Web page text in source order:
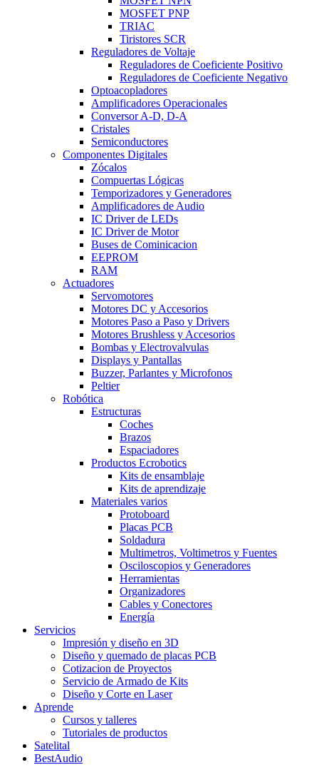
MOSFET PNP
TRIAC
Tiristores SCR
Reguladores de Voltaje
Reguladores de Coeficiente Positivo
Reguladores de Coeficiente Negativo
Optoacopladores
Amplificadores Operacionales
Conversor A-D, D-A
Cristales
Semiconductores
Componentes Digitales
Zócalos
Compuertas Lógicas
Temporizadores y Generadores
Amplificadores de Audio
IC Driver de LEDs
IC Driver de Motor
Buses de Cominicacion
EEPROM
RAM
Actuadores
Servomotores
Motores DC y Accesorios
Motores Paso a Paso y Drivers
Motores Brushless y Accesorios
Bombas y Electrovalvulas
Displays y Pantallas
Buzzer, Parlantes y Microfonos
Peltier
Robótica
Estructuras
Coches
Brazos
Espaciadores
Productos Ecrobotics
Kits de ensamblaje
Kits de aprendizaje
Materiales varios
Protoboard
Placas PCB
Soldadura
Multimetros, Voltimetros y Fuentes
Osciloscopios y Generadores
Herramientas
Organizadores
Cables y Conectores
Energía
Servicios
Impresión y diseño en 3D
Diseño y quemado de placas PCB
Cotizacion de Proyectos
Servicio de Armado de Kits
Diseño y Corte en Laser
Aprende
Cursos y talleres
Tutoriales de productos
Satelital
BestAudio